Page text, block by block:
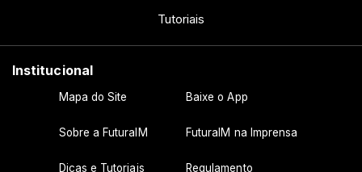
Tutoriais
Institucional
Mapa do Site Baixe o App
Sobre a FuturaIM FuturaIM na Imprensa
Dicas e Tutoriais Regulamento